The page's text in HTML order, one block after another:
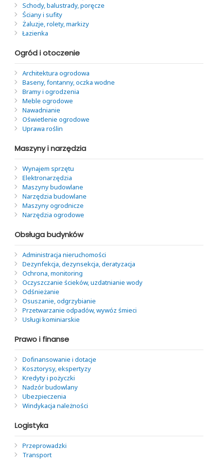
Schody, balustrady, poręcze
Ściany i sufity
Żaluzje, rolety, markizy
Łazienka
Ogród i otoczenie
Architektura ogrodowa
Baseny, fontanny, oczka wodne
Bramy i ogrodzenia
Meble ogrodowe
Nawadnianie
Oświetlenie ogrodowe
Uprawa roślin
Maszyny i narzędzia
Wynajem sprzętu
Elektronarzędzia
Maszyny budowlane
Narzędzia budowlane
Maszyny ogrodnicze
Narzędzia ogrodowe
Obsługa budynków
Administracja nieruchomości
Dezynfekcja, dezynsekcja, deratyzacja
Ochrona, monitoring
Oczyszczanie ścieków, uzdatnianie wody
Odśnieżanie
Osuszanie, odgrzybianie
Przetwarzanie odpadów, wywóz śmieci
Usługi kominiarskie
Prawo i finanse
Dofinansowanie i dotacje
Kosztorysy, ekspertyzy
Kredyty i pożyczki
Nadzór budowlany
Ubezpieczenia
Windykacja należności
Logistyka
Przeprowadzki
Transport